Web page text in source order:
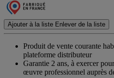
Ajouter à la liste Enlever de la liste
Produit de vente courante
plateforme distributeur
Garantie 2 ans, à exercer
œuvre professionnel auprès